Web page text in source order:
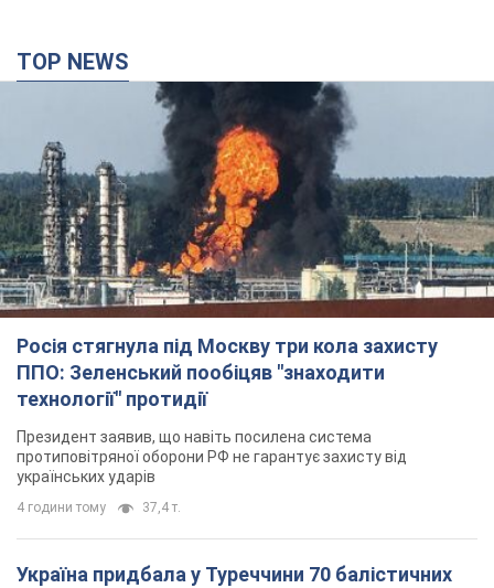
TOP NEWS
Росія стягнула під Москву три кола захисту
ППО: Зеленський пообіцяв "знаходити
технології" протидії
Президент заявив, що навіть посилена система
протиповітряної оборони РФ не гарантує захисту від
українських ударів
4 години тому 37,4 т.
Україна придбала у Туреччини 70 балістичних